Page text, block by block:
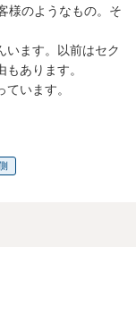
様のようなもの。そ
います。以前はセク
あります。
います。